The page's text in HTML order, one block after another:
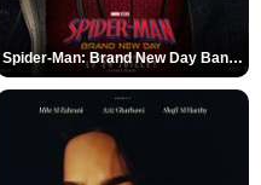
Spider-Man: Brand New Day Bande-annonce VO STFR